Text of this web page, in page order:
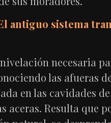
antiguo sistema
necesaria
las afueras
en las cavidades
aceras. Resulta que